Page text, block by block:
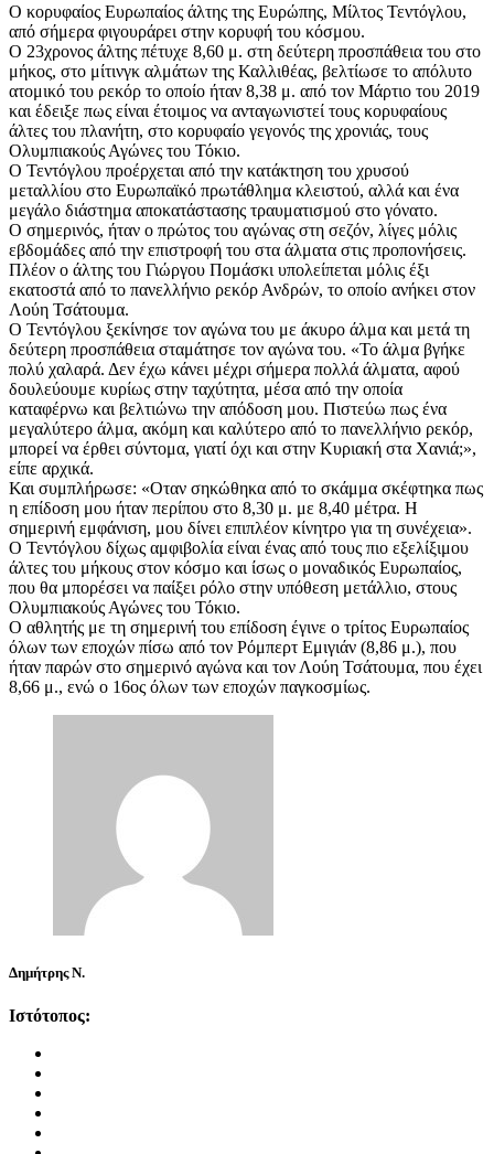
Ο κορυφαίος Ευρωπαίος άλτης της Ευρώπης, Μίλτος Τεντόγλου,
από σήμερα φιγουράρει στην κορυφή του κόσμου.
Ο 23χρονος άλτης πέτυχε 8,60 μ. στη δεύτερη προσπάθεια του στο
μήκος, στο μίτινγκ αλμάτων της Καλλιθέας, βελτίωσε το απόλυτο
ατομικό του ρεκόρ το οποίο ήταν 8,38 μ. από τον Μάρτιο του 2019
και έδειξε πως είναι έτοιμος να ανταγωνιστεί τους κορυφαίους
άλτες του πλανήτη, στο κορυφαίο γεγονός της χρονιάς, τους
Ολυμπιακούς Αγώνες του Τόκιο.
Ο Τεντόγλου προέρχεται από την κατάκτηση του χρυσού
μεταλλίου στο Ευρωπαϊκό πρωτάθλημα κλειστού, αλλά και ένα
μεγάλο διάστημα αποκατάστασης τραυματισμού στο γόνατο.
Ο σημερινός, ήταν ο πρώτος του αγώνας στη σεζόν, λίγες μόλις
εβδομάδες από την επιστροφή του στα άλματα στις προπονήσεις.
Πλέον ο άλτης του Γιώργου Πομάσκι υπολείπεται μόλις έξι
εκατοστά από το πανελλήνιο ρεκόρ Ανδρών, το οποίο ανήκει στον
Λούη Τσάτουμα.
Ο Τεντόγλου ξεκίνησε τον αγώνα του με άκυρο άλμα και μετά τη
δεύτερη προσπάθεια σταμάτησε τον αγώνα του. «Το άλμα βγήκε
πολύ χαλαρά. Δεν έχω κάνει μέχρι σήμερα πολλά άλματα, αφού
δουλεύουμε κυρίως στην ταχύτητα, μέσα από την οποία
καταφέρνω και βελτιώνω την απόδοση μου. Πιστεύω πως ένα
μεγαλύτερο άλμα, ακόμη και καλύτερο από το πανελλήνιο ρεκόρ,
μπορεί να έρθει σύντομα, γιατί όχι και στην Κυριακή στα Χανιά;»,
είπε αρχικά.
Και συμπλήρωσε: «Οταν σηκώθηκα από το σκάμμα σκέφτηκα πως
η επίδοση μου ήταν περίπου στο 8,30 μ. με 8,40 μέτρα. Η
σημερινή εμφάνιση, μου δίνει επιπλέον κίνητρο για τη συνέχεια».
Ο Τεντόγλου δίχως αμφιβολία είναι ένας από τους πιο εξελίξιμου
άλτες του μήκους στον κόσμο και ίσως ο μοναδικός Ευρωπαίος,
που θα μπορέσει να παίξει ρόλο στην υπόθεση μετάλλιο, στους
Ολυμπιακούς Αγώνες του Τόκιο.
Ο αθλητής με τη σημερινή του επίδοση έγινε ο τρίτος Ευρωπαίος
όλων των εποχών πίσω από τον Ρόμπερτ Εμιγιάν (8,86 μ.), που
ήταν παρών στο σημερινό αγώνα και τον Λούη Τσάτουμα, που έχει
8,66 μ., ενώ ο 16ος όλων των εποχών παγκοσμίως.
Δημήτρης Ν.
Ιστότοπος: